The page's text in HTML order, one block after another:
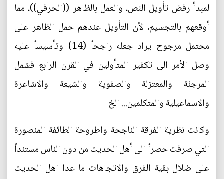
لمبدأ رفض تأويل النص، والعمل بالظاهر ((الحرفي))، مما
أوقعهم بالتجسيم، لأن التأويل عندهم حمل الظاهر على
محتمل مرجوح يراد جعله راجحاً (14) وتأسيساً عليه
وصل الأمر الى تكفير المتأولين في القرن الرابع فشمل
المرجئة والمعتزلة والصفوية والشيعة والاشاعرة
والاسماعيلية والمتكلمين... الخ
وكانت نظرية الفرقة الناجحة واطروحة الطائفة المنصورة
التي صرفت حصراً الى أهل الحديث من دون الناس مستنداً
على ضلال بقية الفرق والاتجاهات ما عدا اهل الحديث